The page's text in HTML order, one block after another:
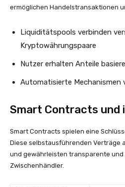
ermöglichen Handelstransaktionen
Liquiditätspools verbinden
Kryptowährungspaare
Nutzer erhalten Anteile
Automatisierte Mechanismen
Smart Contracts und
Smart Contracts spielen eine
Diese selbstausführenden Verträge
und gewährleisten transparente
Zwischenhändler.